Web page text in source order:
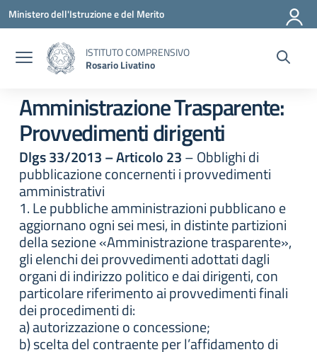
Vai ai contenuti
Vai al menu di navigazione
Vai al footer
Ministero dell'Istruzione e del Merito
ISTITUTO COMPRENSIVO
Rosario Livatino
Amministrazione Trasparente:
Provvedimenti dirigenti
Dlgs 33/2013 – Articolo 23– Obblighi di
pubblicazione concernenti i provvedimenti
amministrativi
1. Le pubbliche amministrazioni pubblicano e
aggiornano ogni sei mesi, in distinte partizioni
della sezione «Amministrazione trasparente»,
gli elenchi dei provvedimenti adottati dagli
organi di indirizzo politico e dai dirigenti, con
particolare riferimento ai provvedimenti finali
dei procedimenti di:
a) autorizzazione o concessione;
b) scelta del contraente per l’affidamento di